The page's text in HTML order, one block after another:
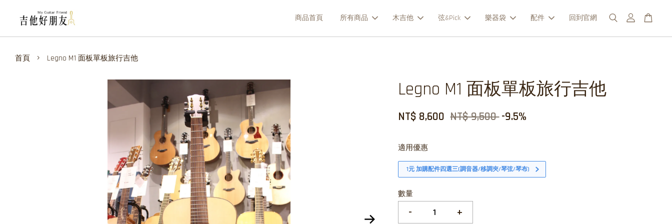
商品首頁 所有商品 木吉他 弦&Pick 樂器袋 配件 回到官網
首頁 › Legno M1 面板單板旅行吉他
Legno M1 面板單板旅行吉他
NT$ 8,600 NT$ 9,500-9.5%
適用優惠
1元 加購配件四選三(調音器/移調夾/琴弦/琴布)
數量
- +